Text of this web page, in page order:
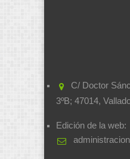
C/ Doctor
3ºB; 47014,
Edición de la web: